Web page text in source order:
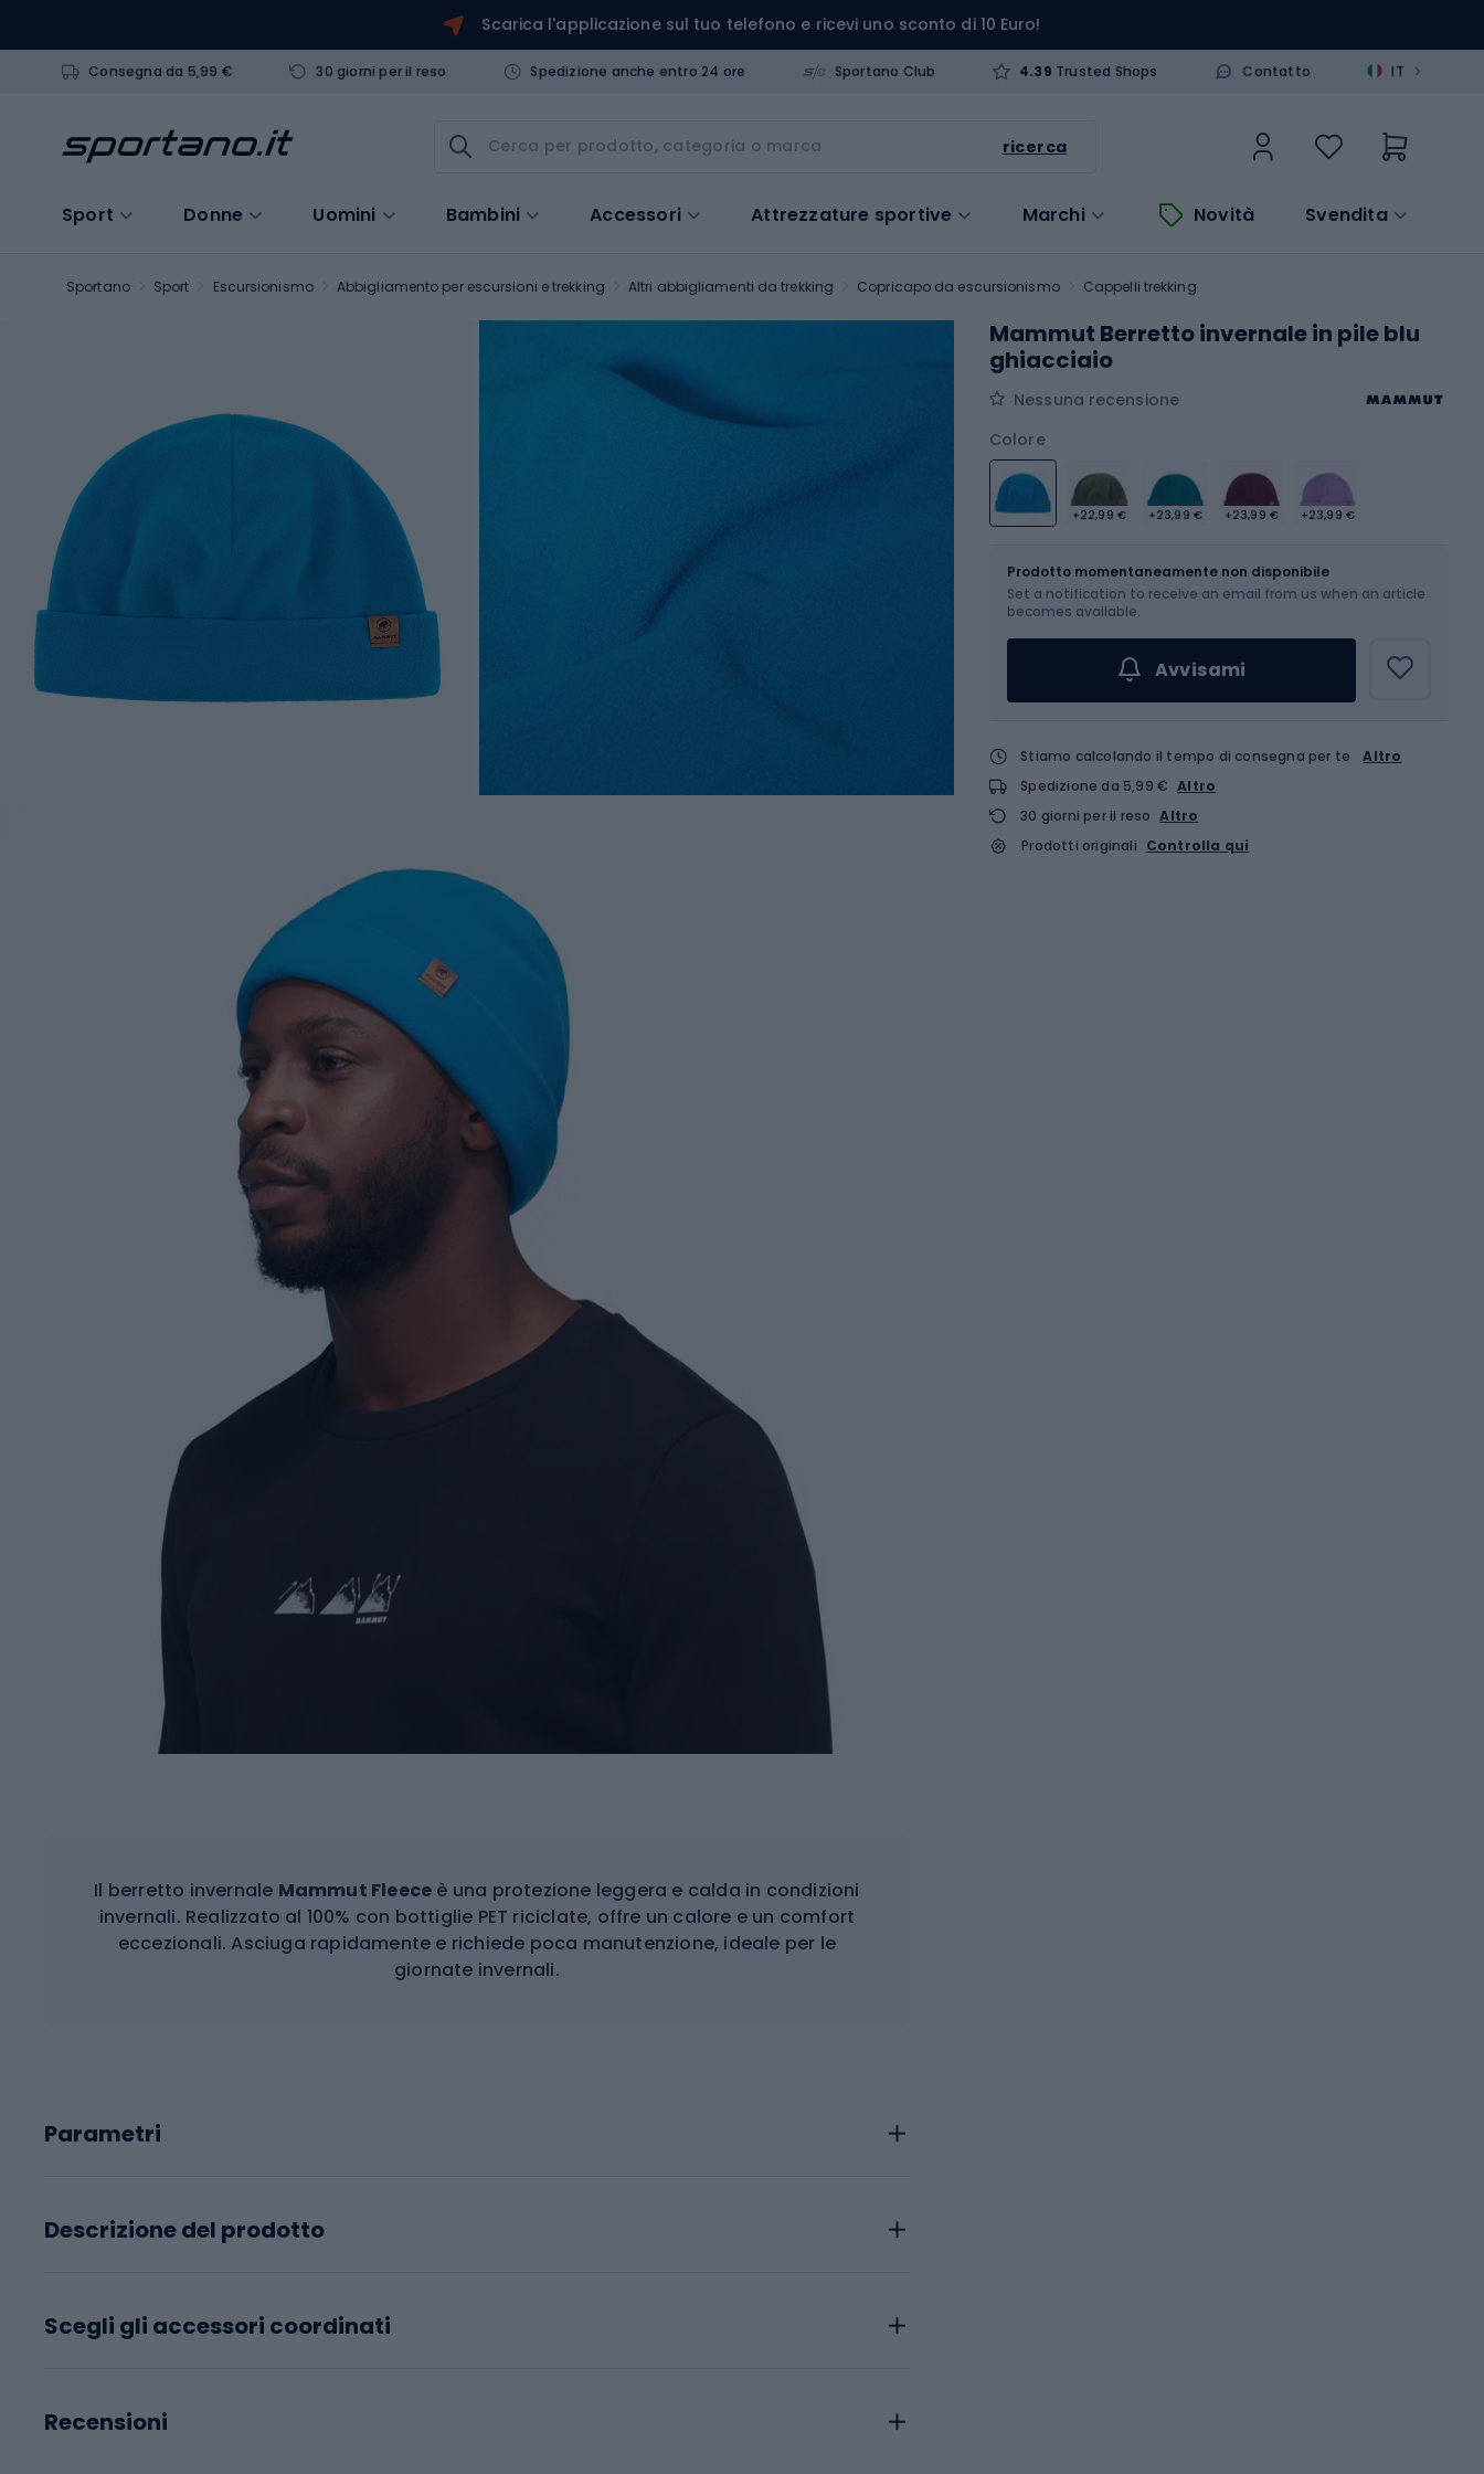
Scarica l'applicazione sul tuo telefono e ricevi uno sconto di 10 Euro!
Consegna da 5,99 € 30 giorni per il reso Spedizione anche entro 24 ore Sportano Club 4.39 Trusted Shops Contatto IT >
ricerca
Sport Donne Uomini Bambini Accessori Attrezzature sportive Marchi Novità Svendita
Sportano Sport Escursionismo Abbigliamento per escursioni e trekking Altri abbigliamenti da trekking Copricapo da escursionismo Cappelli trekking
Il berretto invernale Mammut Fleece è una protezione leggera e calda in condizioni
invernali. Realizzato al 100% con bottiglie PET riciclate, offre un calore e un comfort
eccezionali. Asciuga rapidamente e richiede poca manutenzione, ideale per le
giornate invernali.
Parametri
Descrizione del prodotto
Scegli gli accessori coordinati
Recensioni
Mammut Berretto invernale in pile blu
ghiacciaio
Nessuna recensione
Colore
+22,99 € +23,99 € +23,99 € +23,99 €
Prodotto momentaneamente non disponibile
Set a notification to receive an email from us when an article
becomes available.
Avvisami
Stiamo calcolando il tempo di consegna per te
Altro
Spedizione da 5,99 € Altro
30 giorni per il reso Altro
Prodotti originali Controlla qui